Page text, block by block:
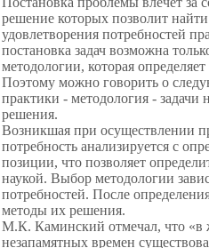
решение которых позволит
удовлетворения потребностей
постановка задач возможна
методологии, которая
Поэтому можно говорить о
практики - методология -
решения.
Возникшая при осуществлении
потребность анализируется с
позиции, что позволяет
наукой. Выбор методологии
потребностей. После
методы их решения.
М.К. Каминский отмечал, что «в
незапамятных времен